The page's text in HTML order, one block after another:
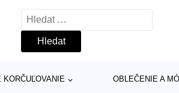
Vyhledávání
KORČUĽOVANIE OBLEČENIE A